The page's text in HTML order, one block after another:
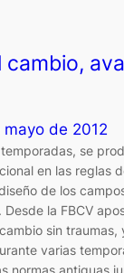
cambio,
mayo de 2012
se
en las reglas
de los
Desde la FBCV
sin traumas,
varias